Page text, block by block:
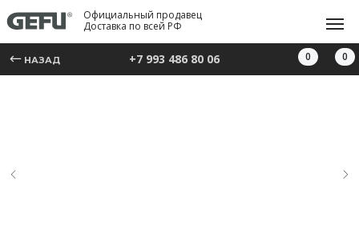
0 0
НАЗАД +7 993 486 80 06
Официальный продавец
Доставка по всей РФ